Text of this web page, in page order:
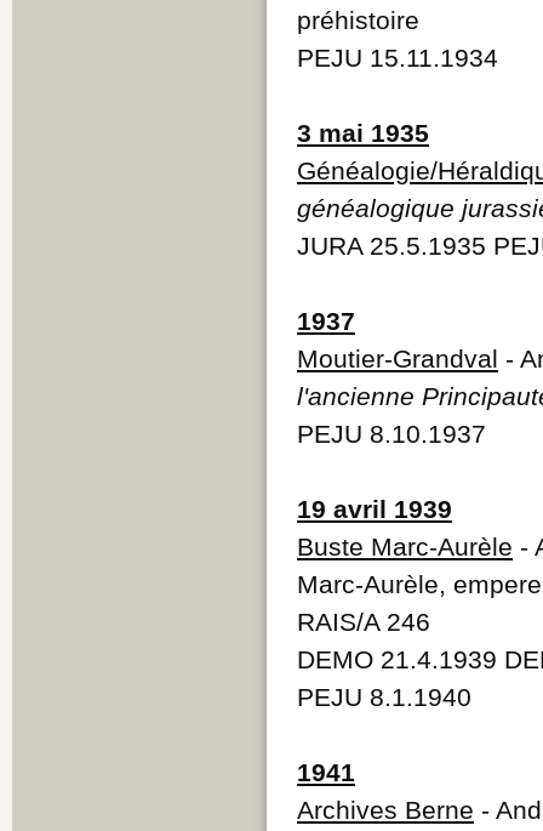
préhistoire
PEJU 15.11.1934
3 mai 1935
Généalogie/
généalogique
JURA 25.5.1935
1937
Moutier-Grandval -
l'ancienne
PEJU 8.10.1937
19 avril 1939
Buste Marc-Aurèle -
Marc-Aurèle,
RAIS/A 246
DEMO 21.4.1939
PEJU 8.1.1940
1941
Archives Berne -